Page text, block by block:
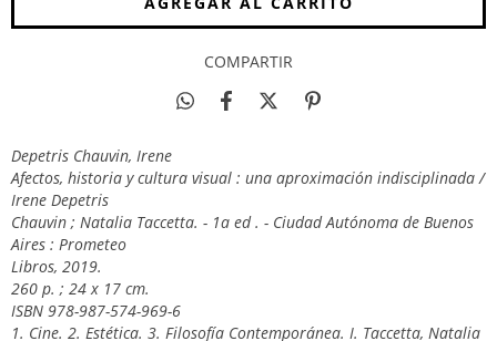
COMPARTIR
Depetris Chauvin, Irene
Afectos, historia y cultura visual : una aproximación indisciplinada /
Irene Depetris
Chauvin ; Natalia Taccetta. - 1a ed . - Ciudad Autónoma de Buenos
Aires : Prometeo
Libros, 2019.
260 p. ; 24 x 17 cm.
ISBN 978-987-574-969-6
1. Cine. 2. Estética. 3. Filosofía Contemporánea. I. Taccetta, Natalia